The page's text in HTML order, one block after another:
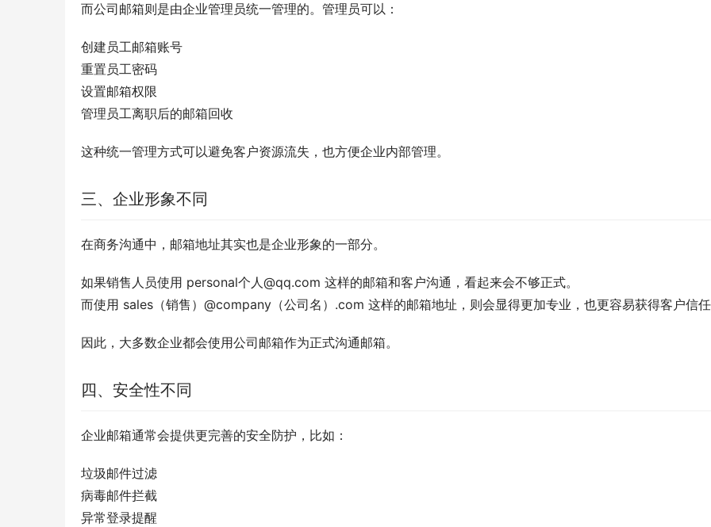
而公司邮箱则是由企业管理员统一管理的。管理员可以：
创建员工邮箱账号
重置员工密码
设置邮箱权限
管理员工离职后的邮箱回收
这种统一管理方式可以避免客户资源流失，也方便企业内部管理。
三、企业形象不同
在商务沟通中，邮箱地址其实也是企业形象的一部分。
如果销售人员使用 personal个人@qq.com 这样的邮箱和客户沟通，看起来会不够正式。
而使用 sales（销售）@company（公司名）.com 这样的邮箱地址，则会显得更加专业，也更容易获得客户信
因此，大多数企业都会使用公司邮箱作为正式沟通邮箱。
四、安全性不同
企业邮箱通常会提供更完善的安全防护，比如：
垃圾邮件过滤
病毒邮件拦截
异常登录提醒